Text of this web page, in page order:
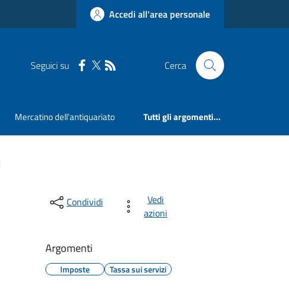
Accedi all'area personale
Seguici su Cerca
Mercatino dell'antiquariato Tutti gli argomenti...
Condividi
Vedi
azioni
Argomenti
Imposte Tassa sui servizi